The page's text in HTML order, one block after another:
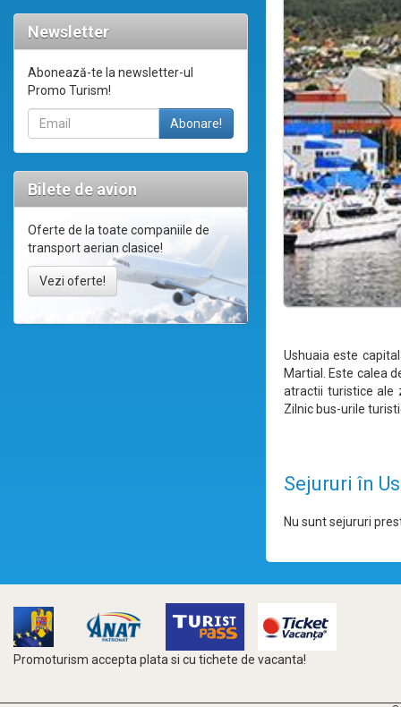
Newsletter
Abonează-te la newsletter-ul
Promo Turism!
Bilete de avion
Oferte de la toate companiile de
transport aerian clasice!
Vezi oferte!
Ushuaia este
Martial. Este calea
atractii turistice ale
Zilnic bus-urile
Sejururi în
Nu sunt sejururi
Promoturism accepta plata si cu tichete de vacanta!